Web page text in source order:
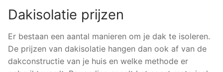
Dakisolatie prijzen
Er bestaan een aantal manieren om je dak te isoleren.
De prijzen van dakisolatie hangen dan ook af van de
dakconstructie van je huis en welke methode er